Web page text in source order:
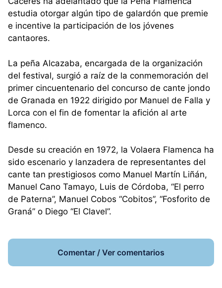
estudia otorgar algún tipo de galardón que premie
e incentive la participación de los jóvenes
cantaores.
La peña Alcazaba, encargada de la organización
del festival, surgió a raíz de la conmemoración del
primer cincuentenario del concurso de cante jondo
de Granada en 1922 dirigido por Manuel de Falla y
Lorca con el fin de fomentar la afición al arte
flamenco.
Desde su creación en 1972, la Volaera Flamenca ha
sido escenario y lanzadera de representantes del
cante tan prestigiosos como Manuel Martín Liñán,
Manuel Cano Tamayo, Luis de Córdoba, “El perro
de Paterna”, Manuel Cobos “Cobitos”, “Fosforito de
Graná” o Diego “El Clavel”.
Comentar / Ver comentarios